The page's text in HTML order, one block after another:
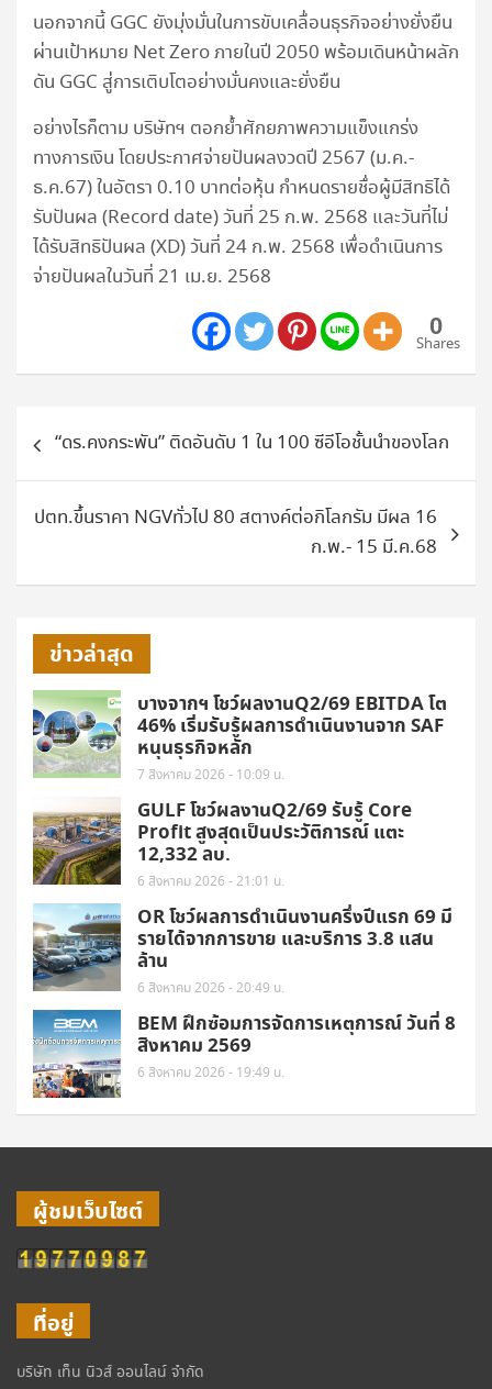
นอกจากนี้ GGC ยังมุ่งมั่นในการขับเคลื่อนธุรกิจอย่างยั่งยืน
ผ่านเป้าหมาย Net Zero ภายในปี 2050 พร้อมเดินหน้าผลัก
ดัน GGC สู่การเติบโตอย่างมั่นคงและยั่งยืน
อย่างไรก็ตาม บริษัทฯ ตอกย้ำศักยภาพความแข็งแกร่ง
ทางการเงิน โดยประกาศจ่ายปันผลงวดปี 2567 (ม.ค.-
ธ.ค.67) ในอัตรา 0.10 บาทต่อหุ้น กำหนดรายชื่อผู้มีสิทธิได้
รับปันผล (Record date) วันที่ 25 ก.พ. 2568 และวันที่ไม่
ได้รับสิทธิปันผล (XD) วันที่ 24 ก.พ. 2568 เพื่อดำเนินการ
จ่ายปันผลในวันที่ 21 เม.ย. 2568
0
Shares
แนะแนว
เรื่อง“ดร.คงกระพัน” ติดอันดับ 1 ใน 100 ซีอีโอชั้นนำของโลก
ปตท.ขึ้นราคา NGVทั่วไป 80 สตางค์ต่อกิโลกรัม มีผล 16
ก.พ.- 15 มี.ค.68
ข่าวล่าสุด
บางจากฯ โชว์ผลงานQ2/69 EBITDA โต
46% เริ่มรับรู้ผลการดำเนินงานจาก SAF
หนุนธุรกิจหลัก
7 สิงหาคม 2026 - 10:09 น.
GULF โชว์ผลงานQ2/69 รับรู้ Core
Profit สูงสุดเป็นประวัติการณ์ แตะ
12,332 ลบ.
6 สิงหาคม 2026 - 21:01 น.
OR โชว์ผลการดำเนินงานครึ่งปีแรก 69 มี
รายได้จากการขาย และบริการ 3.8 แสน
ล้าน
6 สิงหาคม 2026 - 20:49 น.
BEM ฝึกซ้อมการจัดการเหตุการณ์ วันที่ 8
สิงหาคม 2569
6 สิงหาคม 2026 - 19:49 น.
ผู้ชมเว็บไซต์
ที่อยู่
บริษัท เท็น นิวส์ ออนไลน์ จำกัด